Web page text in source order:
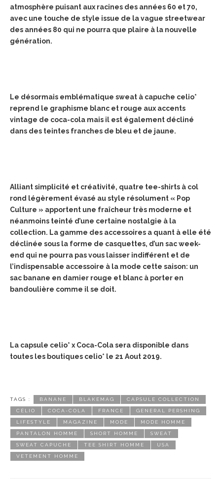
atmosphère puisant aux racines des années 60 et 70,
avec une touche de style issue de la vague streetwear
des années 80 qui ne pourra que plaire à la nouvelle
génération.
Le désormais emblématique sweat à capuche celio*
reprend le graphisme blanc et rouge aux accents
vintage de coca-cola mais il est également décliné
dans des teintes franches de bleu et de jaune.
Alliant simplicité et créativité, quatre tee-shirts à col
rond légèrement évasé au style résolument « Pop
Culture » apportent une fraîcheur très moderne et
néanmoins teinté d’une certaine nostalgie à la
collection. La gamme des accessoires a quant à elle été
déclinée sous la forme de casquettes, d’un sac week-
end qui ne pourra pas vous laisser indifférent et de
l’indispensable accessoire à la mode cette saison: un
sac banane en damier rouge et blanc à porter en
bandoulière comme il se doit.
La capsule celio* x Coca-Cola sera disponible dans
toutes les boutiques celio* le 21 Aout 2019.
TAGS : BANANE BLAKEMAG CAPSULE COLLECTION
CÉLIO COCA-COLA FRANCE GENERAL PERSHING
LIFESTYLE MAGAZINE MODE MODE HOMME
PANTALON HOMME SHORT HOMME SWEAT
SWEAT CAPUCHE TEE SHIRT HOMME USA
VETEMENT HOMME